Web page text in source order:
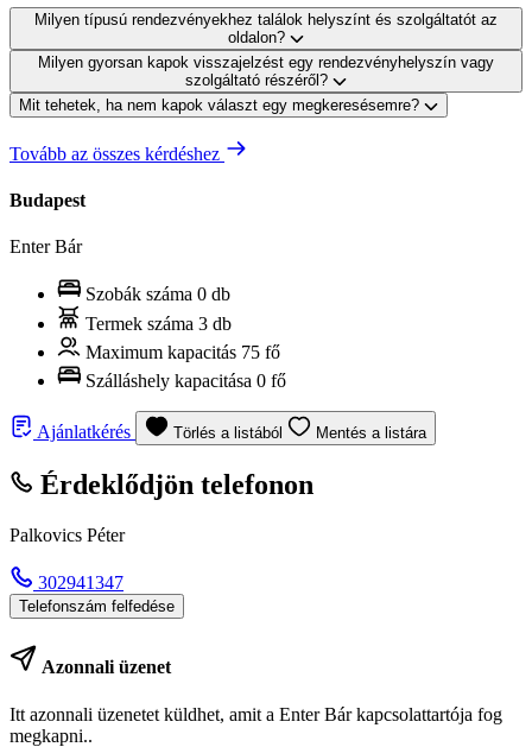
Milyen típusú rendezvényekhez találok helyszínt és szolgáltatót az
oldalon?
Milyen gyorsan kapok visszajelzést egy rendezvényhelyszín vagy
szolgáltató részéről?
Mit tehetek, ha nem kapok választ egy megkeresésemre?
Tovább az összes kérdéshez
Budapest
Enter Bár
Szobák száma 0 db
Termek száma 3 db
Maximum kapacitás 75 fő
Szálláshely kapacitása 0 fő
Ajánlatkérés Törlés a listából Mentés a listára
Érdeklődjön telefonon
Palkovics Péter
302941347
Telefonszám felfedése
Azonnali üzenet
Itt azonnali üzenetet küldhet, amit a Enter Bár kapcsolattartója fog
megkapni..